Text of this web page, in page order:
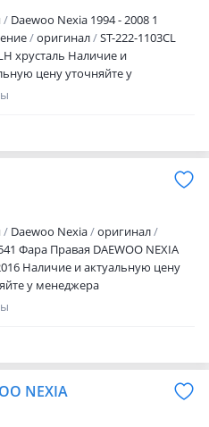
Daewoo Nexia 1994 - 2008 1
оригинал
ST-222-1103CL
хрусталь Наличие и
цену уточняйте у
Daewoo Nexia
оригинал
Фара Правая DAEWOO NEXIA
Наличие и актуальную цену
у менеджера
NEXIA